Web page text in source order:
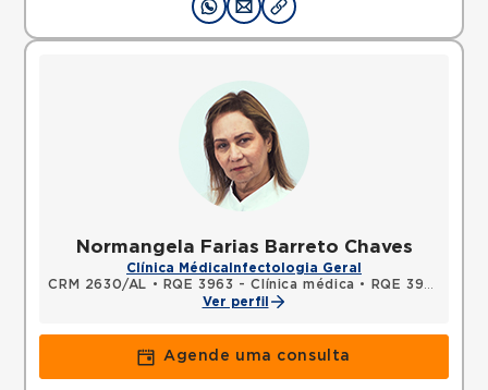
Normangela Farias Barreto Chaves
Clínica Médica Infectologia Geral
CRM 2630/AL • RQE 3963 - Clínica médica •
RQE 3964 - Infectologia
Ver perfil
Agende uma consulta